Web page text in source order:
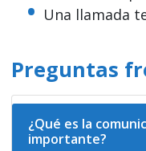
Una llamada
Preguntas
¿Qué es la
importante?